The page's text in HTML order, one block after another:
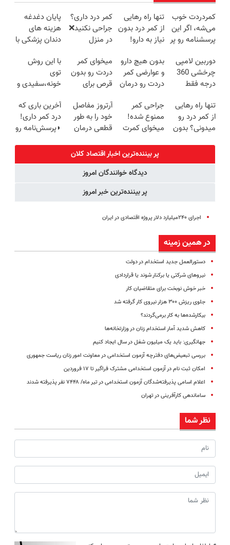
کمردردت خوب
می‌شه، اگر این
پرسشنامه رو پر
تنها راه رهایی
از کمر درد بدون
نیاز به دارو!
کمر درد داری؟
جراحی نکنید❌
در منزل
(◂پرسش‌نامه)
پایان دغدغه
هزینه های
دندان پزشکی با
کننده خانگی
دوربین لامپی
چرخشی 360
درجه فقط
🔥 پرداخت
درب منزل
بدون هیچ دارو
و عوارضی کمر
دردت رو درمان
(پرسش‌نامه)
میخوای کمر
دردت رو بدون
قرص برای
کنی؟
(◂پرسش‌نامه
رو پر کن)
با این روش
توی
خونه،سفیدی و
برگردون
(40%off)
تنها راه رهایی
از کمر درد رو
میدونی؟ بدون
جراحی کمر
ممنوع شده!
میخوای کمرت
درمان کنی؟
((پرسش‌نامه))
آرتروز مفاصل
خود را به طور
قطعی درمان
◗پرسش‌نامه◖
آخرین باری که
درد کمر داری!
◗پرسش‌نامه رو
پر بیننده‌ترین اخبار اقتصاد كلان
دیدگاه خوانندگان امروز
پر بیننده‌ترین خبر امروز
اجرای ۲۴۰میلیارد دلار پروژه اقتصادی در ایران
در همین زمینه
دستورالعمل جدید استخدام در دولت
نیروهای شرکتی یا برکنار شوند یا قراردادی
خبر خوش نوبخت برای متقاضیان کار
جلوی ریزش ۳۰۰ هزار نیروی کار گرفته شد
بیکارشده‌ها به کار برمی‌گردند؟
کاهش شدید آمار استخدام زنان در وزارتخانه‌ها
جهانگیری: باید یک میلیون شغل در سال ایجاد کنیم
بررسی تبعیض‌های دفترچه آزمون استخدامی در معاونت امور زنان ریاست جمهوری
امکان ثبت نام در آزمون استخدامی مشترک فراگیر تا ۱۷ فروردین
اعلام اسامی پذیرفته‌شدگان آزمون استخدامی در تیر ماه/ ۷۴۴۸ نفر پذیرفته شدند
ساماندهی کارآفرینی در تهران
نظر شما